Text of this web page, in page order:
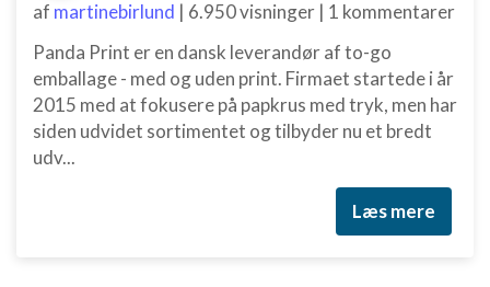
af martinebirlund | 6.950 visninger | 1 kommentarer
Panda Print er en dansk leverandør af to-go
emballage - med og uden print. Firmaet startede i år
2015 med at fokusere på papkrus med tryk, men har
siden udvidet sortimentet og tilbyder nu et bredt
udv...
Læs mere